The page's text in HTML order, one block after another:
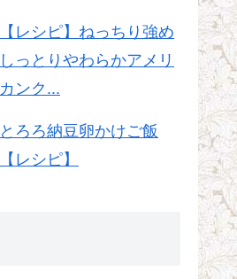
【レシピ】ねっちり強め
しっとりやわらかアメリ
カンク...
とろろ納豆卵かけご飯
【レシピ】